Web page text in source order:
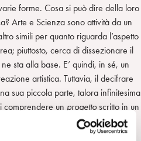
forme. Cosa si può dire della loro
Arte e Scienza sono attività da un
simili per quanto riguarda l’aspetto
piuttosto, cerca di dissezionare il
sta alla base. E’ quindi, in sé, un
artistica. Tuttavia, il decifrare
sua piccola parte, talora infinitesima
comprendere un progettoscritto in un
di una sorta di Stele di Rosetta
una diversa prospettiva o in una